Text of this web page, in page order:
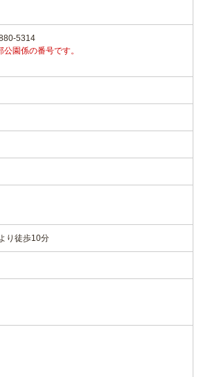
5314
園係の番号です。
り徒歩10分